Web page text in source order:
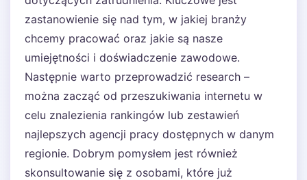
zastanowienie się nad tym, w jakiej branży
chcemy pracować oraz jakie są nasze
umiejętności i doświadczenie zawodowe.
Następnie warto przeprowadzić research –
można zacząć od przeszukiwania internetu w
celu znalezienia rankingów lub zestawień
najlepszych agencji pracy dostępnych w danym
regionie. Dobrym pomysłem jest również
skonsultowanie się z osobami, które już